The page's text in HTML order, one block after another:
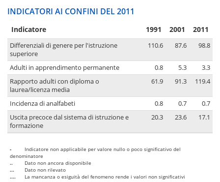
INDICATORI AI CONFINI DEL 2011
Indicatore 1991 2001 2011
Differenziali di genere per l'istruzione
superiore
110.6 87.6 98.8
Adulti in apprendimento permanente 0.8 5.3
3.3
Rapporto adulti con diploma o
laurea/licenza media
61.9 91.3 119.4
Incidenza di analfabeti 0.8 0.7
0.7
Uscita precoce dal sistema di istruzione e
formazione
20.3 23.6 17.1
-
Indicatore non applicabile per valore nullo o poco significativo del
denominatore
..
Dato non ancora disponibile
...
Dato non rilevato
....
La mancanza o esiguità del fenomeno rende i valori non significativi